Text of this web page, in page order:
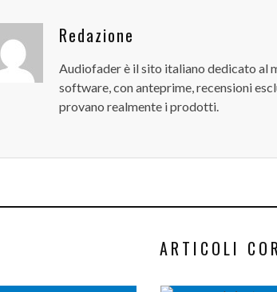
Redazione
Audiofader è il sito italiano dedicato al
software, con anteprime, recensioni
provano realmente i prodotti.
ARTICOLI